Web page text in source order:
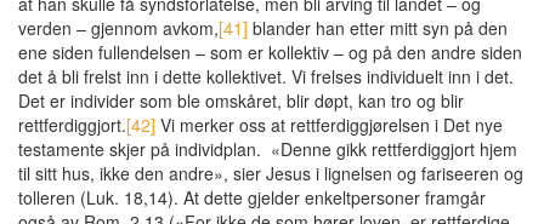
verden – gjennom avkom,[41] blander han etter mitt syn på den
ene siden fullendelsen – som er kollektiv – og på den andre siden
det å bli frelst inn i dette kollektivet. Vi frelses individuelt inn i det.
Det er individer som ble omskåret, blir døpt, kan tro og blir
rettferdiggjort.[42] Vi merker oss at rettferdiggjørelsen i Det nye
testamente skjer på individplan. «Denne gikk rettferdiggjort hjem
til sitt hus, ikke den andre», sier Jesus i lignelsen og fariseeren og
tolleren (Luk. 18,14). At dette gjelder enkeltpersoner framgår